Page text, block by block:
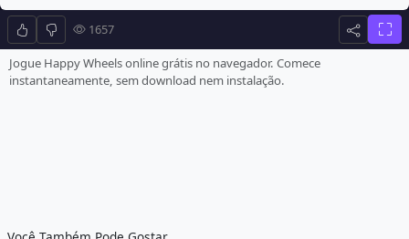
1657
Jogue Happy Wheels online grátis no navegador. Comece
instantaneamente, sem download nem instalação.